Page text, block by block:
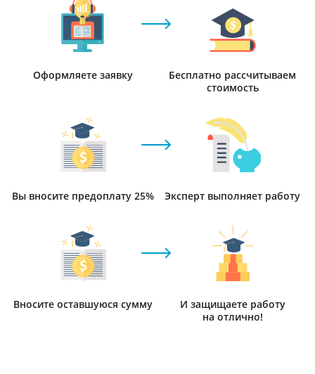
Оформляете заявку
Бесплатно рассчитываем
стоимость
Вы вносите предоплату 25% Эксперт выполняет работу
Вносите оставшуюся сумму
И защищаете работу
на отлично!